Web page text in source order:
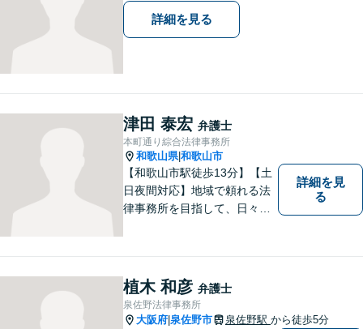
詳細を見る
津田 泰宏 弁護士
本町通り綜合法律事務所
和歌山県|和歌山市
【和歌山市駅徒歩13分】【土
日夜間対応】地域で頼れる法
律事務所を目指して、日々尽
民事事件など、幅広く対応可
能です。まずはお気軽にご相
談ください。
詳細を見
る
植木 和彦 弁護士
泉佐野法律事務所
大阪府 泉佐野市 泉佐野駅 から徒歩5分